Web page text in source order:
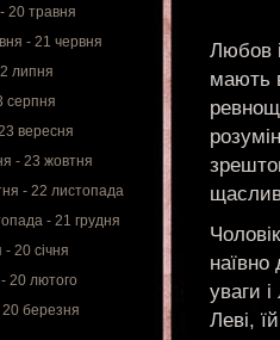
20 травня
- 21 червня
липня
серпня
вересня
- 23 жовтня
- 22 листопада
- 21 грудня
- 20 січня
20 лютого
березня
Любов
мають
наївно
уваги
Леві,